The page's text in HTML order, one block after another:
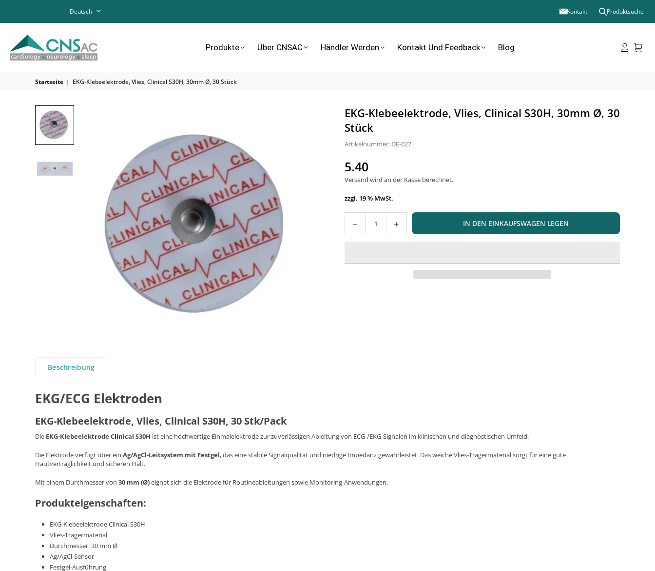
Deutsch Kontakt Produktsuche
Produkte Über CNSAC Händler Werden Kontakt Und Feedback Blog
Startseite | EKG-Klebeelektrode, Vlies, Clinical S30H, 30mm Ø, 30 Stück
EKG-Klebeelektrode, Vlies, Clinical S30H, 30mm Ø, 30
Stück
Artikelnummer: DE-027
Normaler
Preis
5.40
Versand wird an der Kasse berechnet.
zzgl. 19 % MwSt.
Menge IN DEN EINKAUFSWAGEN LEGEN
Beschreibung
EKG/ECG Elektroden
EKG-Klebeelektrode, Vlies, Clinical S30H, 30 Stk/Pack
Die EKG-Klebeelektrode Clinical S30H ist eine hochwertige Einmalelektrode zur zuverlässigen Ableitung von ECG-/EKG-Signalen im klinischen und diagnostischen Umfeld.
Die Elektrode verfügt über ein Ag/AgCl-Leitsystem mit Festgel, das eine stabile Signalqualität und niedrige Impedanz gewährleistet. Das weiche Vlies-Trägermaterial sorgt für eine gute
Hautverträglichkeit und sicheren Halt.
Mit einem Durchmesser von 30 mm (Ø)eignet sich die Elektrode für Routineableitungen sowie Monitoring-Anwendungen.
Produkteigenschaften:
EKG-Klebeelektrode Clinical S30H
Vlies-Trägermaterial
Durchmesser: 30 mm Ø
Ag/AgCl-Sensor
Festgel-Ausführung